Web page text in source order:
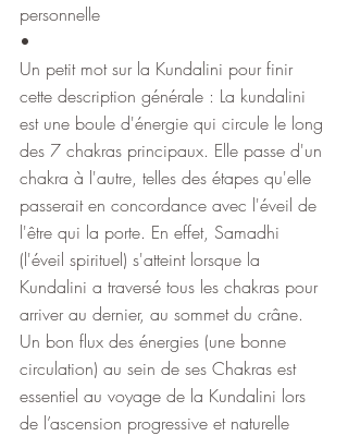
personnelle
•
Un petit mot sur la Kundalini pour finir
cette description générale : La kundalini
est une boule d'énergie qui circule le long
des 7 chakras principaux. Elle passe d'un
chakra à l'autre, telles des étapes qu'elle
passerait en concordance avec l'éveil de
l'être qui la porte. En effet, Samadhi
(l'éveil spirituel) s'atteint lorsque la
Kundalini a traversé tous les chakras pour
arriver au dernier, au sommet du crâne.
Un bon flux des énergies (une bonne
circulation) au sein de ses Chakras est
essentiel au voyage de la Kundalini lors
de l’ascension progressive et naturelle